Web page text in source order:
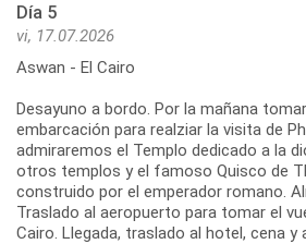
Día 5
vi, 17.07.2026
Aswan - El Cairo
Desayuno a bordo. Por la mañana
embarcación para realziar la visita de
admiraremos el Templo dedicado a la
otros templos y el famoso Quisco de
construido por el emperador romano.
Traslado al aeropuerto para tomar el
Cairo. Llegada, traslado al hotel, cena y